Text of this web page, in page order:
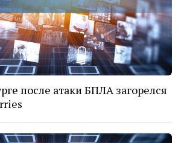
после атаки БПЛА загорелся